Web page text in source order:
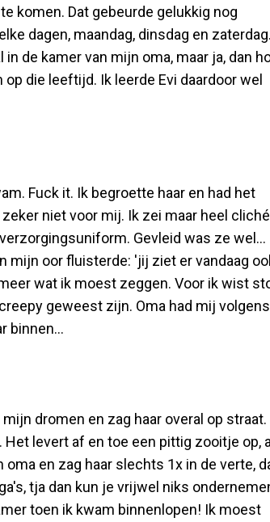
komen. Dat gebeurde gelukkig nog
dagen, maandag, dinsdag en zaterdag.
de kamer van mijn oma, maar ja, dan
die leeftijd. Ik leerde Evi daardoor wel
Fuck it. Ik begroette haar en had het
niet voor mij. Ik zei maar heel cliché
Gevleid was ze wel...
mijn oor fluisterde: 'jij ziet er vandaag
wat ik moest zeggen. Voor ik wist
geweest zijn. Oma had mij volgens
binnen...
dromen en zag haar overal op straat.
levert af en toe een pittig zooitje op,
en zag haar slechts 1x in de verte,
tja dan kun je vrijwel niks
toen ik kwam binnenlopen! Ik moest